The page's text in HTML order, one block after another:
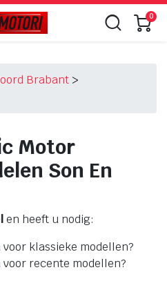
0
Brabant >
Motor
Son En
en heeft u nodig:
voor klassieke modellen?
voor recente modellen?